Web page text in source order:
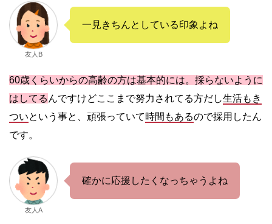
友人B
一見きちんとしている印象よね
60歳くらいからの高齢の方は基本的には。採らないように
はしてる んですけどここまで努力されてる方だし生活もき
ついという事と、頑張っていて時間もあるので採用したん
です。
友人A
確かに応援したくなっちゃうよね